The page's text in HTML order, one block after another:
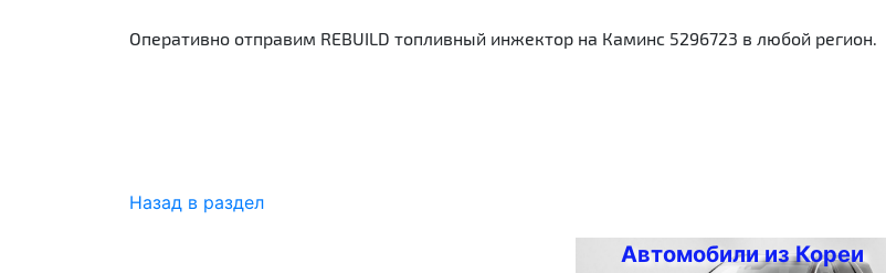
Оперативно отправим REBUILD топливный инжектор на Каминс 5296723 в любой регион.
Назад в раздел
Автомобили из Кореи